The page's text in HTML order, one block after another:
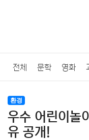
전체 문학 영화
법률
질병 가요 방송
환경
우수 어린이놀
유 공개!